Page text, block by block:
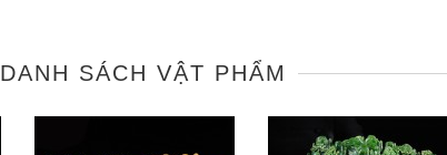
DANH SÁCH VẬT PHẨM